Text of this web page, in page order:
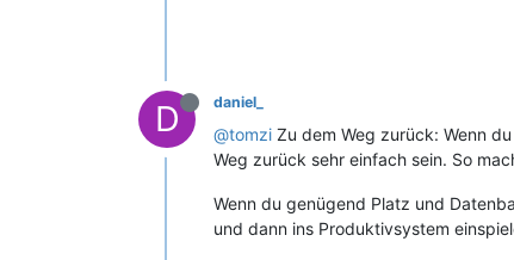
D daniel_
@tomzi Zu dem Weg zurück: Wenn
Weg zurück sehr einfach sein. So
Wenn du genügend Platz und
und dann ins Produktivsystem